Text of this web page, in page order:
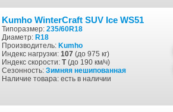
Kumho WinterCraft SUV Ice WS51
Типоразмер: 235/60R18
Диаметр: R18
Производитель: Kumho
Индекс нагрузки: 107 (до 975 кг)
Индекс скорости: T(до 190 км/ч)
Сезонность: Зимняя нешипованная
Наличие товара: есть в наличии